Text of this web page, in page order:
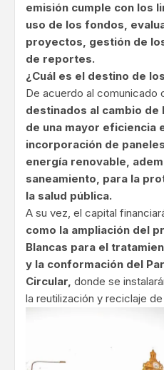
emisión cumple con los
uso de los fondos,
proyectos, gestión de
de reportes.
¿Cuál es el destino de
De acuerdo al comunicado
destinados al cambio de
de una mayor eficiencia
incorporación de
energía renovable,
saneamiento, para la
la salud pública.
A su vez, el capital
como la ampliación del
Blancas para el
y la conformación del
Circular, donde se
la reutilización y reciclaje